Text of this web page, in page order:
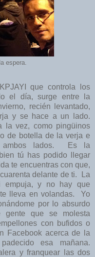
espera.
que controla los
el día, surge entre la
recién levantado,
y se hace a un lado.
la vez, como pingüinos
de botella de la verja e
ambos lados. Es la
tú has podido llegar
te encuentras con que,
delante de ti. La
empuja, y no hay que
lleva en volandas. Yo
por lo absurdo
que se molesta
con bufidos o
Facebook acerca de la
esa mañana.
y franquear las dos